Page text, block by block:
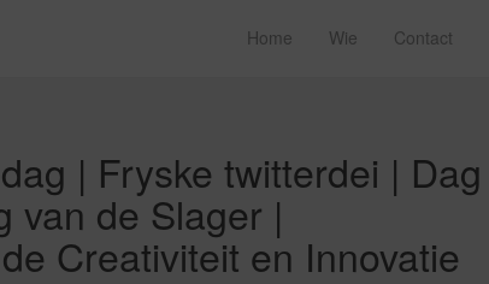
Home Wie Contact
| Fryske twitterdei | Dag
van de Slager |
Creativiteit en Innovatie